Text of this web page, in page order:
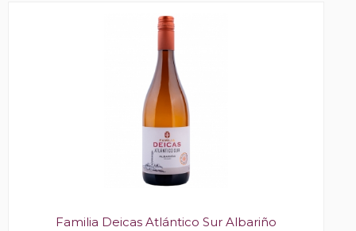
Familia Deicas Atlántico Sur Albariño